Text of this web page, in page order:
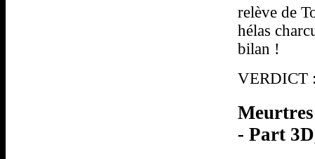
relève de
hélas
bilan !
VERDICT
- Part